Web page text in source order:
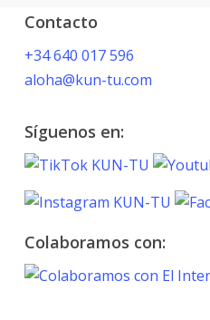
Contacto
+34 640 017 596
aloha@kun-tu.com
Síguenos en:
Colaboramos con: